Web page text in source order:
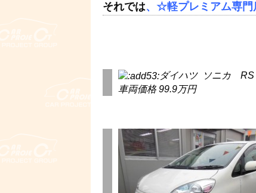
それでは、☆軽プレミアム専
ダイハツ ソニカ
車両価格 99.9万円